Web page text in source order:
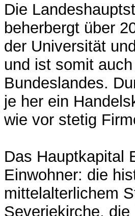
Die
beherbergt über
der Universität
und ist somit
Bundeslandes.
je her ein
wie vor stetig
Das Hauptkapital
Einwohner: die
mittelalterlichem
Severiekirche,